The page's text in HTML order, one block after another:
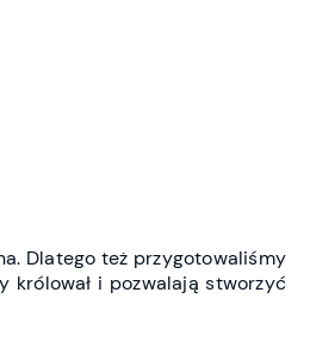
Dlatego też przygotowaliśmy
królował i pozwalają stworzyć